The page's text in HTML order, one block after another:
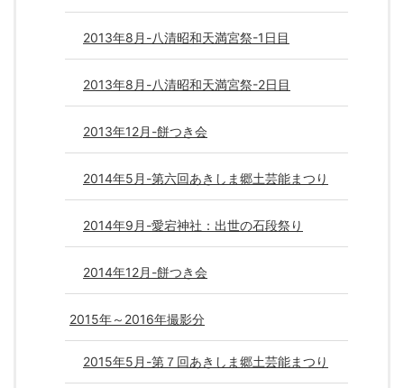
2013年8月-八清昭和天満宮祭-1日目
2013年8月-八清昭和天満宮祭-2日目
2013年12月-餅つき会
2014年5月-第六回あきしま郷土芸能まつり
2014年9月-愛宕神社：出世の石段祭り
2014年12月-餅つき会
2015年～2016年撮影分
2015年5月-第７回あきしま郷土芸能まつり